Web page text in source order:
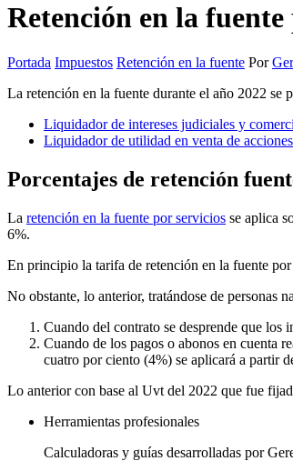
Retención en la fuente
Portada Impuestos Retención en la fuente Por
La retención en la fuente durante el año 2022 se
Liquidador de intereses judiciales y
Liquidador de utilidad en venta de acciones
Porcentajes de retención
La retención en la fuente por servicios se aplica
6%.
En principio la tarifa de retención en la fuente por
No obstante, lo anterior, tratándose de personas
Cuando del contrato se desprende que los
Cuando de los pagos o abonos en cuenta
cuatro por ciento (4%) se aplicará a partir
Lo anterior con base al Uvt del 2022 que fue
Herramientas profesionales
Calculadoras y guías desarrolladas por